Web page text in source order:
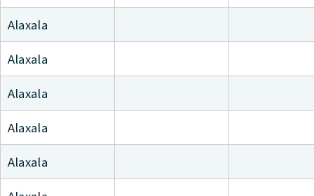
Alaxala
Alaxala
Alaxala
Alaxala
Alaxala